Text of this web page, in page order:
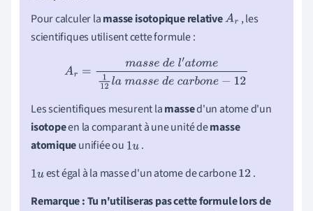
Pour calculer lamasse isotopique relativeAr , les
scientifiques utilisent cette formule :
ma se ome112l am assedeca
Les scientifiques mesurent lamassed'un atome d'un
isotopeen la comparant à une unité demasse
atomiqueunifiée ou 1u .
1uest égal à la masse d'un atome de carbone12 .
Remarque : Tu n'utiliseras pas cette formule lors de